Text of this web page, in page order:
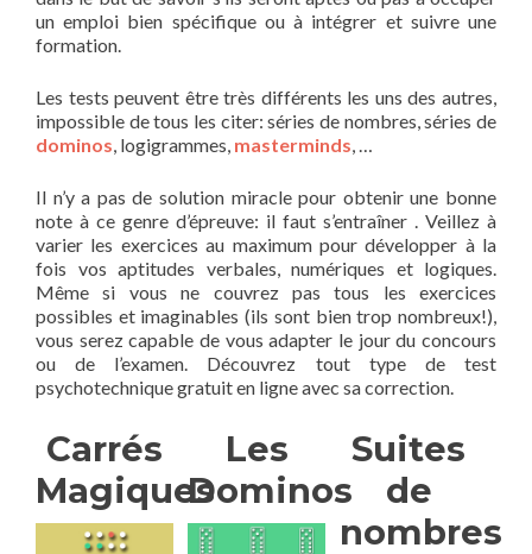
un emploi bien spécifique ou à intégrer et suivre une
formation.
Les tests peuvent être très différents les uns des autres,
impossible de tous les citer: séries de nombres, séries de
dominos, logigrammes, masterminds, …
Il n’y a pas de solution miracle pour obtenir une bonne
note à ce genre d’épreuve: il faut s’entraîner . Veillez à
varier les exercices au maximum pour développer à la
fois vos aptitudes verbales, numériques et logiques.
Même si vous ne couvrez pas tous les exercices
possibles et imaginables (ils sont bien trop nombreux!),
vous serez capable de vous adapter le jour du concours
ou de l’examen. Découvrez tout type de test
psychotechnique gratuit en ligne avec sa correction.
Carrés
Magiques
Les
Dominos
Suites
de
nombres